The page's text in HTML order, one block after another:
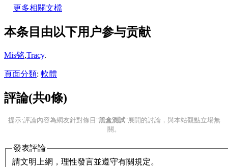
更多相關文檔
本条目由以下用户参与贡献
Mis铭,Tracy.
頁面分類: 軟體
評論(共0條)
提示:評論內容為網友針對條目"黑盒測試"展開的討論，與本站觀點立場無
關。
發表評論
請文明上網，理性發言並遵守有關規定。